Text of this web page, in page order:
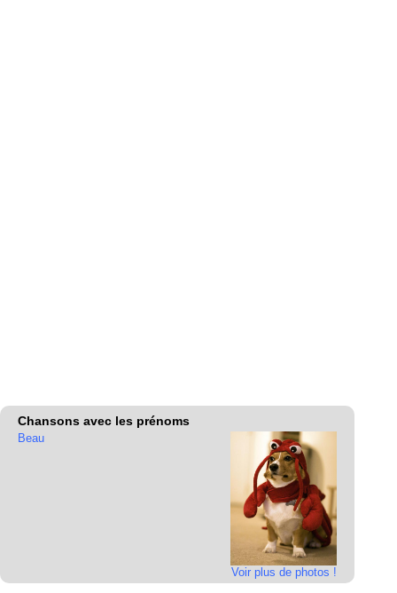
Chansons avec les prénoms
Voir plus de photos !
Beau